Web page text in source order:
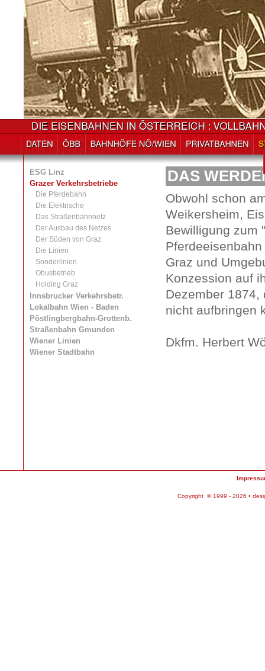
ESG Linz
Grazer Verkehrsbetriebe
Die Pferdebahn
Die Elektrische
Das Straßenbahnnetz
Der Ausbau des Netzes
Der Süden von Graz
Die Linien
Sonderlinien
Obusbetrieb
Holding Graz
Innsbrucker Verkehrsbetr.
Lokalbahn Wien - Baden
Pöstlingbergbahn-Grottenb.
Straßenbahn Gmunden
Wiener Linien
Wiener Stadtbahn
DAS
Obwohl schon
Weikersheim,
Bewilligung zum
Graz und
Konzession auf
Dezember 1874,
nicht aufbringen
Dkfm. Herbert
Copyright © 1999 - 2026 •